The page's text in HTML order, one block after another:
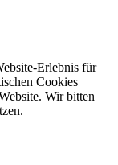
Erlebnis für
Cookies
Wir bitten